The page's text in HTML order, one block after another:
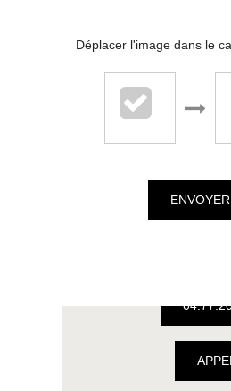
61 rue de la
Déplacer l'image dans le
ENVOYER